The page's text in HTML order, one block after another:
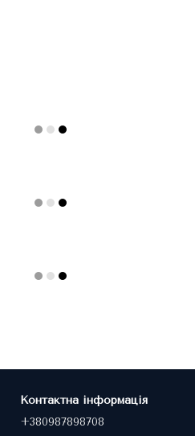
Контактна інформація
+380987898708